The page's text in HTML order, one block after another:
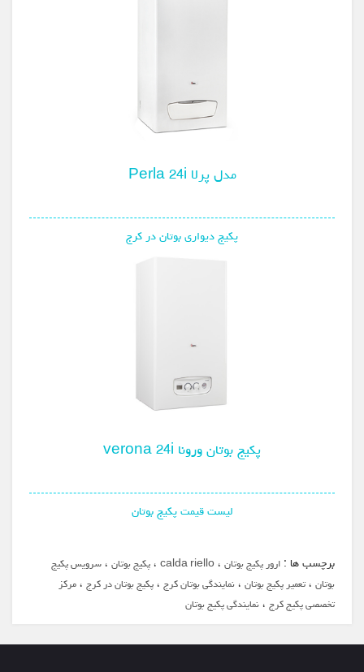
مدل پرلا Perla 24i
پکیج دیواری بوتان در کرج
پکیج بوتان ورونا verona 24i
لیست قیمت پکیج بوتان
برچسب ها : ارور پکیج بوتان،calda riello،پکیج بوتان،سرویس پکیج
بوتان،تعمیر پکیج بوتان،نمایندگی بوتان کرج،پکیج بوتان در کرج،مرکز
تخصصی پکیج کرج،نمایندگی پکیج بوتان